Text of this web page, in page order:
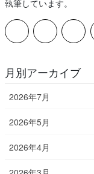
執筆しています。
月別アーカイブ
2026年7月
2026年5月
2026年4月